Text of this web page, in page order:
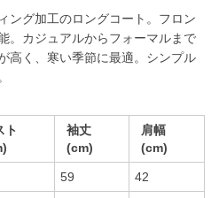
ング加工のロングコート。フロン
。カジュアルからフォーマルまで
高く、寒い季節に最適。シンプル
ト
袖丈
(cm)
肩幅
(cm)
59 42